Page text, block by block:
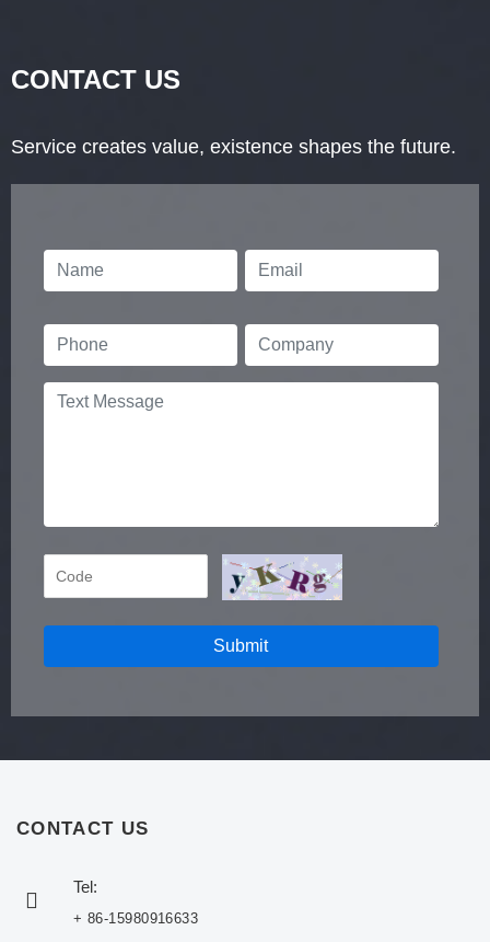
CONTACT US
Service creates value, existence shapes the future.
Submit
CONTACT US
Tel:
+ 86-15980916633